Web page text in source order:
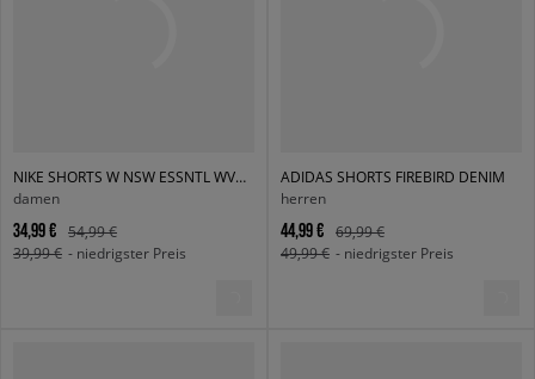
NIKE SHORTS W NSW ESSNTL WVN MR 3" SKORT
damen
34,99 €
54,99 €
39,99 € - niedrigster Preis
ADIDAS SHORTS FIREBIRD DENIM
herren
44,99 €
69,99 €
49,99 € - niedrigster Preis